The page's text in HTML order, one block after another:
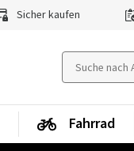
Sicher kaufen
Fahrrad